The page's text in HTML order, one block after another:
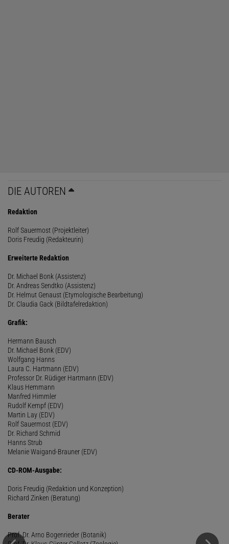
DIE AUTOREN
Redaktion
Rolf Sauermost (Projektleiter)
Doris Freudig (Redakteurin)
Erweiterte Redaktion
Dr. Michael Bonk (Assistenz)
Dr. Andreas Sendtko (Assistenz)
Dr. Helmut Genaust (Etymologische Bearbeitung)
Dr. Claudia Gack (Bildtafelredaktion)
Grafik:
Hermann Bausch
Dr. Michael Bonk (EDV)
Wolfgang Hanns
Laura C. Hartmann (EDV)
Professor Dr. Rüdiger Hartmann (EDV)
Klaus Hemmann
Manfred Himmler
Rudolf Kempf (EDV)
Martin Lay (EDV)
Rolf Sauermost (EDV)
Dr. Richard Schmid
Hanns Strub
Melanie Waigand-Brauner (EDV)
CD-ROM-Ausgabe:
Doris Freudig (Redaktion und Konzeption)
Richard Zinken (Beratung)
Berater
Prof. Dr. Arno Bogenrieder (Botanik)